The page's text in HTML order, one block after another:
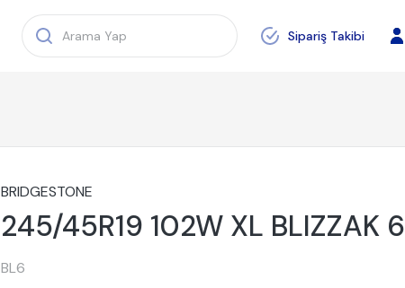
Sipariş Takibi
BRIDGESTONE
245/45R19 102W XL BLIZZAK 6
BL6